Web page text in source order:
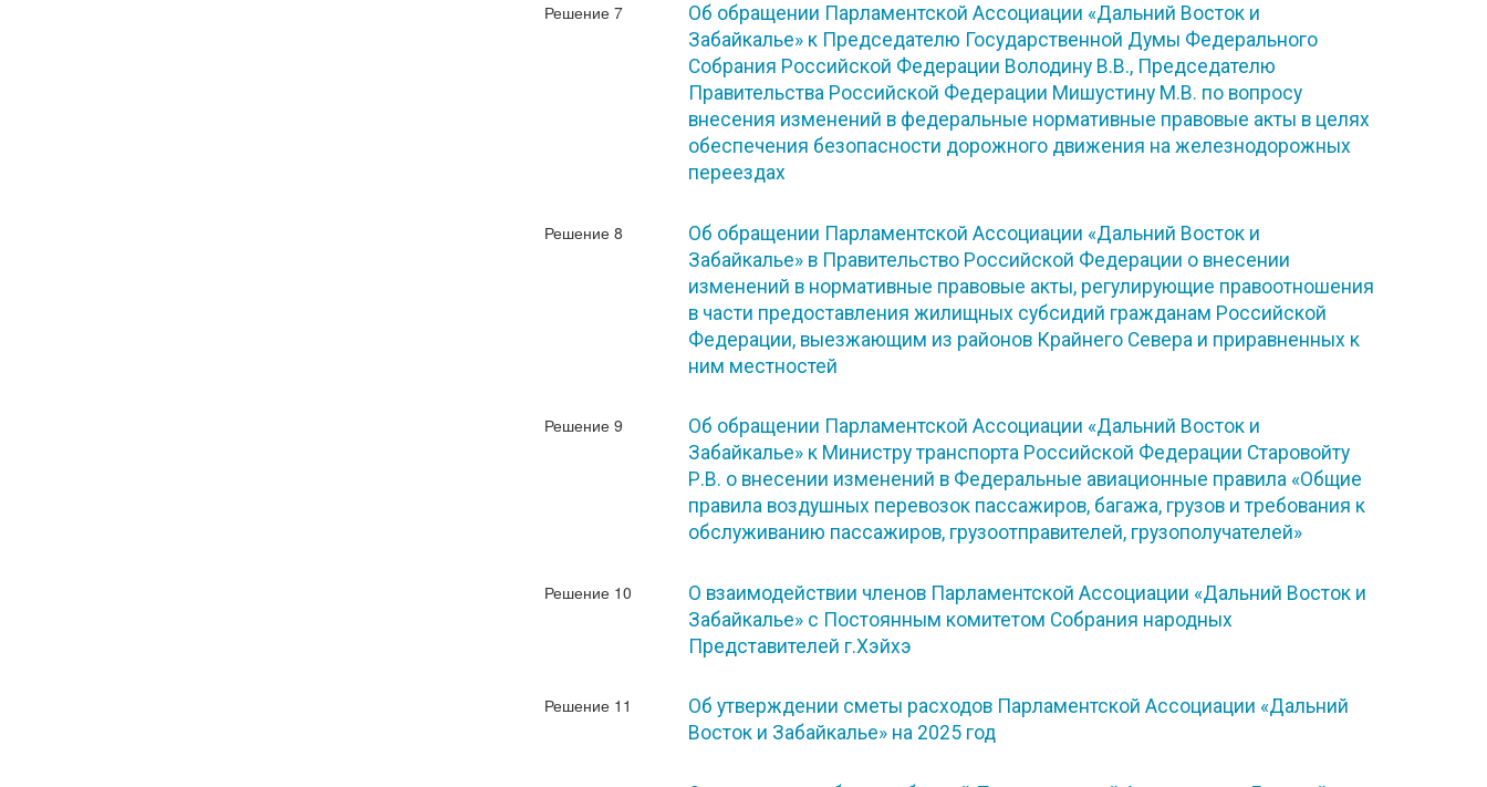
Решение 7
Об обращении Парламентской Ассоциации «Дальний Восток и
Забайкалье» к Председателю Государственной Думы Федерального
Собрания Российской Федерации Володину В.В., Председателю
Правительства Российской Федерации Мишустину М.В. по вопросу
внесения изменений в федеральные нормативные правовые акты в целях
обеспечения безопасности дорожного движения на железнодорожных
переездах
Решение 8
Об обращении Парламентской Ассоциации «Дальний Восток и
Забайкалье» в Правительство Российской Федерации о внесении
изменений в нормативные правовые акты, регулирующие правоотношения
в части предоставления жилищных субсидий гражданам Российской
Федерации, выезжающим из районов Крайнего Севера и приравненных к
ним местностей
Решение 9
Об обращении Парламентской Ассоциации «Дальний Восток и
Забайкалье» к Министру транспорта Российской Федерации Старовойту
Р.В. о внесении изменений в Федеральные авиационные правила «Общие
правила воздушных перевозок пассажиров, багажа, грузов и требования к
обслуживанию пассажиров, грузоотправителей, грузополучателей»
Решение 10
О взаимодействии членов Парламентской Ассоциации «Дальний Восток и
Забайкалье» с Постоянным комитетом Собрания народных
Представителей г.Хэйхэ
Решение 11
Об утверждении сметы расходов Парламентской Ассоциации «Дальний
Восток и Забайкалье» на 2025 год